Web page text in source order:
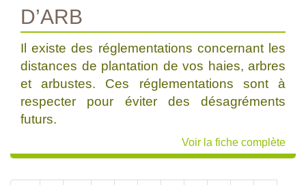
D’ARB
Il existe des réglementations concernant les
distances de plantation de vos haies, arbres
et arbustes. Ces réglementations sont à
respecter pour éviter des désagréments
futurs.
Voir la fiche complète